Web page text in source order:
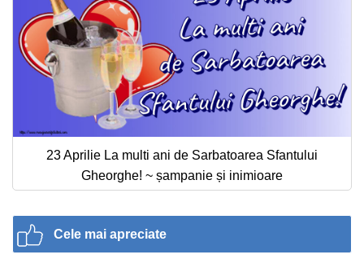
23 Aprilie La multi ani de Sarbatoarea Sfantului
Gheorghe! ~ șampanie și inimioare
Cele mai apreciate